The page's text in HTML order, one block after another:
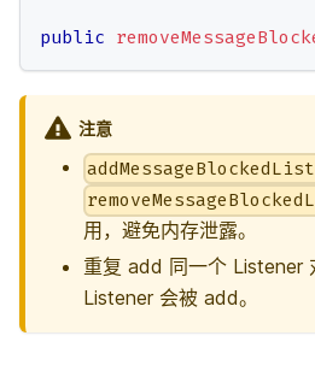
public
注意
用，避免内存泄露。
重复 add 同一个 Listener
Listener 会被 add。